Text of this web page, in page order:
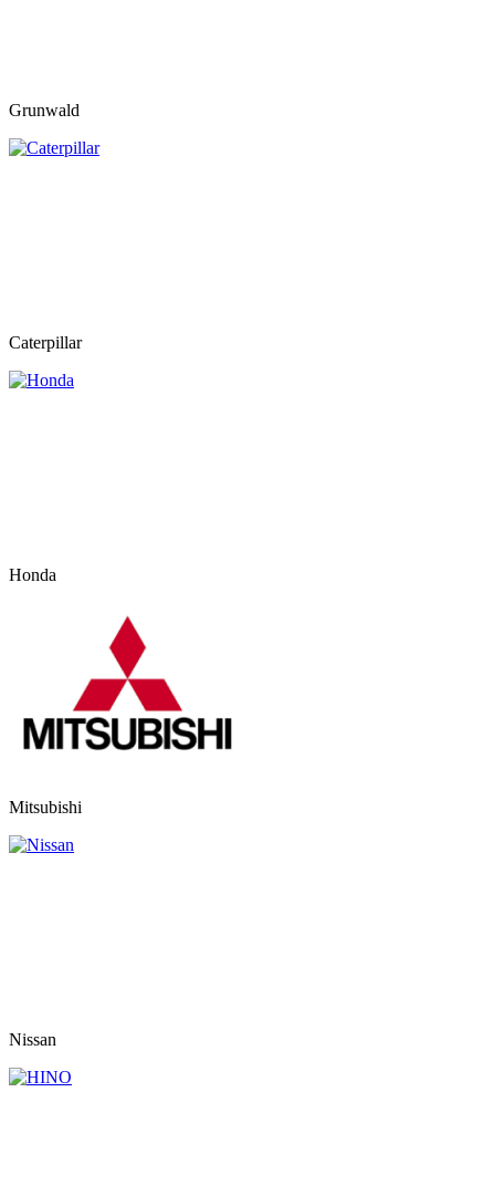
Grunwald
Caterpillar
Honda
Mitsubishi
Nissan